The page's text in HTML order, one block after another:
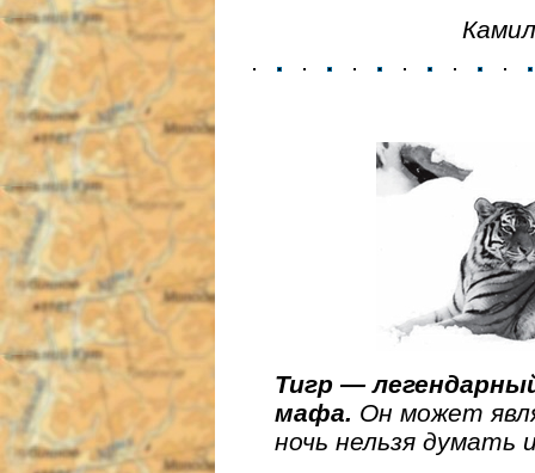
Тигр —
мафа. Он может
ночь нельзя думать